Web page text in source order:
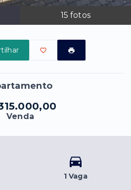
15 fotos
Venda
1 Vaga